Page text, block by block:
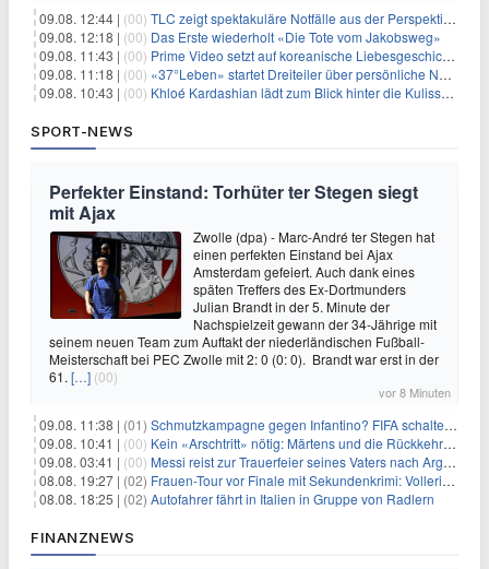
09.08. 12:44 | (00) TLC zeigt spektakuläre Notfälle aus der Perspektive der Patienten
09.08. 12:18 | (00) Das Erste wiederholt «Die Tote vom Jakobsweg»
09.08. 11:43 | (00) Prime Video setzt auf koreanische Liebesgeschichte
09.08. 11:18 | (00) «37°Leben» startet Dreiteiler über persönliche Neuanfänge
09.08. 10:43 | (00) Khloé Kardashian lädt zum Blick hinter die Kulissen ihres Freundeskreises
SPORT-NEWS
Perfekter Einstand: Torhüter ter Stegen siegt
mit Ajax
Zwolle (dpa) - Marc-André ter Stegen hat
einen perfekten Einstand bei Ajax
Amsterdam gefeiert. Auch dank eines
späten Treffers des Ex-Dortmunders
Julian Brandt in der 5. Minute der
Nachspielzeit gewann der 34-Jährige mit
seinem neuen Team zum Auftakt der niederländischen Fußball-
Meisterschaft bei PEC Zwolle mit 2: 0 (0: 0). Brandt war erst in der
61. […] (00)
vor 8 Minuten
09.08. 11:38 | (01) Schmutzkampagne gegen Infantino? FIFA schaltet auf Angriff
09.08. 10:41 | (00) Kein «Arschtritt» nötig: Märtens und die Rückkehr nach Paris
09.08. 03:41 | (00) Messi reist zur Trauerfeier seines Vaters nach Argentinien
08.08. 19:27 | (02) Frauen-Tour vor Finale mit Sekundenkrimi: Vollering in Gelb
08.08. 18:25 | (02) Autofahrer fährt in Italien in Gruppe von Radlern
FINANZNEWS